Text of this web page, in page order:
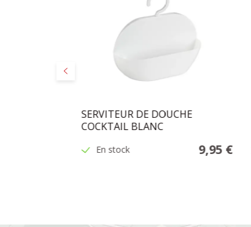
Précédent
SERVITEUR DE DOUCHE
COCKTAIL BLANC
En stock 9,95 €